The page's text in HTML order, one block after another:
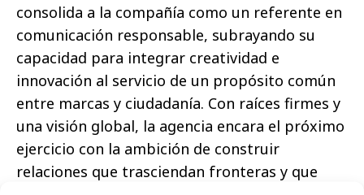
consolida a la compañía como un referente en
comunicación responsable, subrayando su
capacidad para integrar creatividad e
innovación al servicio de un propósito común
entre marcas y ciudadanía. Con raíces firmes y
una visión global, la agencia encara el próximo
ejercicio con la ambición de construir
relaciones que trasciendan fronteras y que